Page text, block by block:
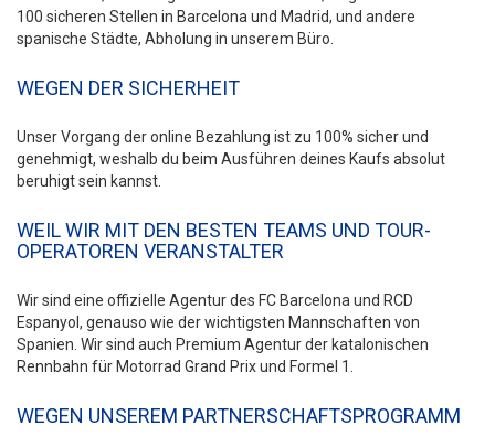
100 sicheren Stellen in Barcelona und Madrid, und andere
spanische Städte, Abholung in unserem Büro.
WEGEN DER SICHERHEIT
Unser Vorgang der online Bezahlung ist zu 100% sicher und
genehmigt, weshalb du beim Ausführen deines Kaufs absolut
beruhigt sein kannst.
WEIL WIR MIT DEN BESTEN TEAMS UND TOUR-
OPERATOREN VERANSTALTER
Wir sind eine offizielle Agentur des FC Barcelona und RCD
Espanyol, genauso wie der wichtigsten Mannschaften von
Spanien. Wir sind auch Premium Agentur der katalonischen
Rennbahn für Motorrad Grand Prix und Formel 1.
WEGEN UNSEREM PARTNERSCHAFTSPROGRAMM